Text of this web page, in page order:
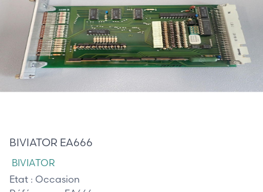
BIVIATOR EA666
BIVIATOR
Etat : Occasion